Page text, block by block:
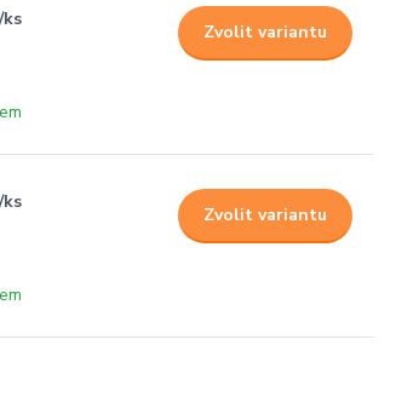
ks
Zvolit variantu
ks
Zvolit variantu